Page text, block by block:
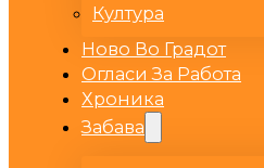
Култура
Ново Во Градот
Огласи За Работа
Хроника
Забава